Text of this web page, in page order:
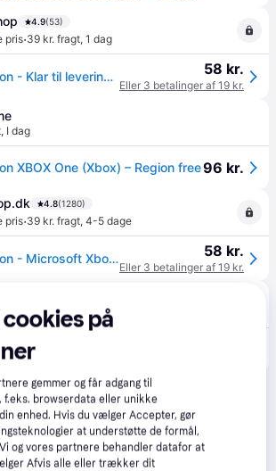
4.9(53)
pris·39 kr. fragt, 1 dag
Watch Dogs: Legion - Klar til levering - Prismatch 58 kr.
Eller 3 betalinger af 19 kr.
, I dag
XBOX One (Xbox) – Region free96 kr.
4.8(1280)
pris·39 kr. fragt, 4-5 dage
Watch Dogs: Legion - Microsoft Xbox One - Action/Adventure 58 kr.
Eller 3 betalinger af 19 kr.
,2-4 dage
på
gemmer og får adgang til
f.eks. browserdata eller unikke
enhed. Hvis du vælger Accepter, gør
at understøtte de formål,
og vores partnere behandler datafor at
Afvis alle eller trækker dit